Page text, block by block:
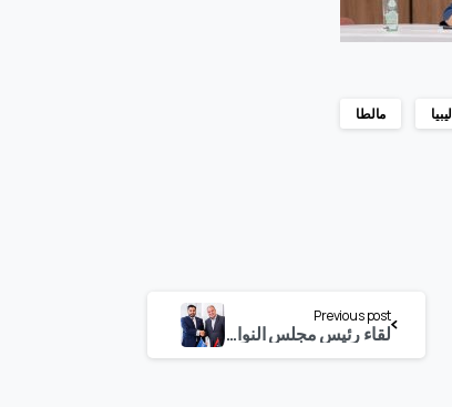
ليبيا مالطا
Previous post
لقاء رئيس مجلس النواب المالطي